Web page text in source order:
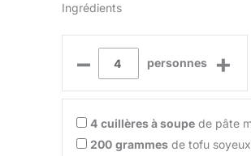
Ingrédients
– personnes +
4 cuillères à soupe de pâte
200 grammes de tofu soyeux